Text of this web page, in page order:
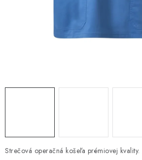
Pravidlá a nastavenia cookies
Strečová operačná košeľa prémiovej kvality.